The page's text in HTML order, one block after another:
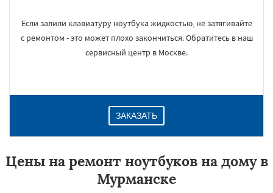
Если залили клавиатуру ноутбука жидкостью, не затягивайте
с ремонтом - это может плохо закончиться. Обратитесь в наш
сервисный центр в Москве.
ЗАКАЗАТЬ
Цены на ремонт ноутбуков на дому в
Мурманске